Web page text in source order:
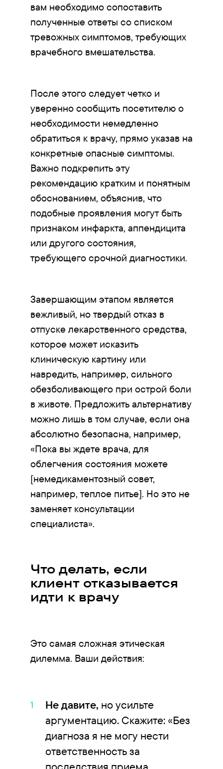
вам необходимо сопоставить
полученные ответы со списком
тревожных симптомов, требующих
врачебного вмешательства.
После этого следует четко и
уверенно сообщить посетителю о
необходимости немедленно
обратиться к врачу, прямо указав на
конкретные опасные симптомы.
Важно подкрепить эту
рекомендацию кратким и понятным
обоснованием, объяснив, что
подобные проявления могут быть
признаком инфаркта, аппендицита
или другого состояния,
требующего срочной диагностики.
Завершающим этапом является
вежливый, но твердый отказ в
отпуске лекарственного средства,
которое может исказить
клиническую картину или
навредить, например, сильного
обезболивающего при острой боли
в животе. Предложить альтернативу
можно лишь в том случае, если она
абсолютно безопасна, например,
«Пока вы ждете врача, для
облегчения состояния можете
[немедикаментозный совет,
например, теплое питье]. Но это не
заменяет консультации
специалиста».
Что делать, если
клиент отказывается
идти к врачу
Это самая сложная этическая
дилемма. Ваши действия:
Не давите, но усильте
аргументацию. Скажите: «Без
диагноза я не могу нести
ответственность за